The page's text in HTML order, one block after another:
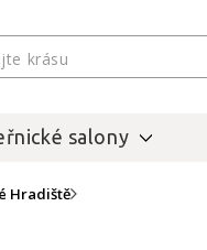
salony
Hradiště